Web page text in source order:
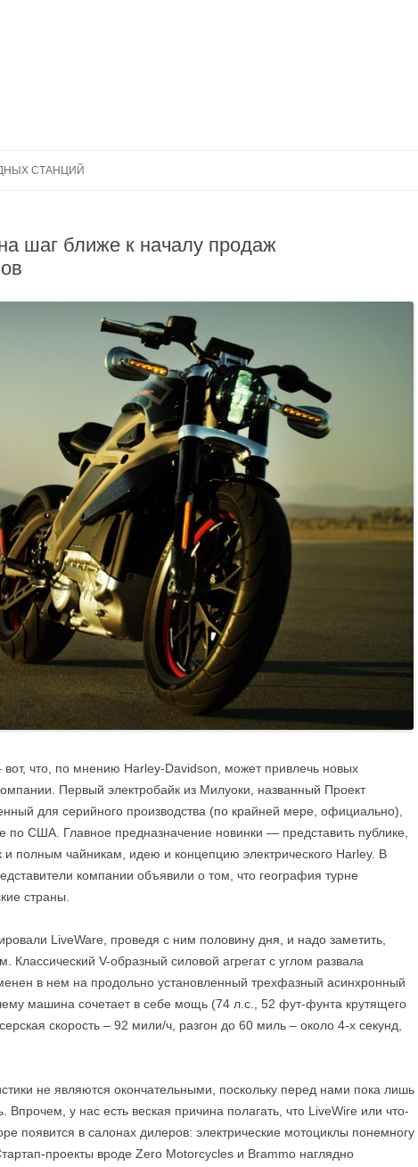
СТАНЦИЙ
шаг ближе к началу продаж
вот, что, по мнению Harley-Davidson, может привлечь новых
Первый электробайк из Милуоки, названный Проект
для серийного производства (по крайней мере, официально),
по США. Главное предназначение новинки — представить публике,
и полным чайникам, идею и концепцию электрического Harley. В
компании объявили о том, что география турне
страны.
LiveWare, проведя с ним половину дня, и надо заметить,
Классический V-образный силовой агрегат с углом развала
в нем на продольно установленный трехфазный асинхронный
машина сочетает в себе мощь (74 л.с., 52 фут-фунта крутящего
скорость – 92 мили/ч, разгон до 60 миль – около 4-х секунд,
не являются окончательными, поскольку перед нами пока лишь
у нас есть веская причина полагать, что LiveWire или что-
появится в салонах дилеров: электрические мотоциклы понемногу
проекты вроде Zero Motorcycles и Brammo наглядно